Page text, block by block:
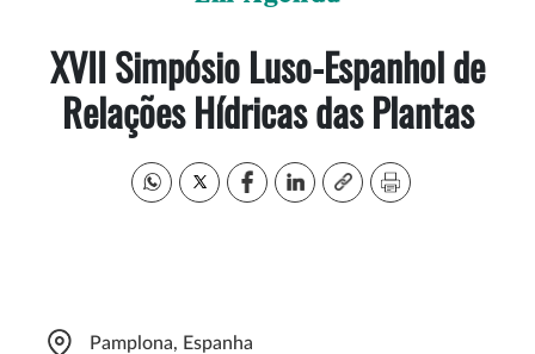
XVII Simpósio Luso-Espanhol de
Relações Hídricas das Plantas
Pamplona, Espanha